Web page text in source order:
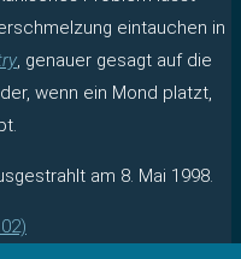
eintauchen in
, genauer gesagt auf die
wenn ein Mond platzt,
am 8. Mai 1998.